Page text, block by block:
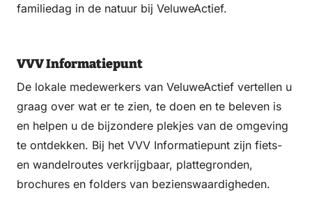
familiedag in de natuur bij VeluweActief.
VVV Informatiepunt
De lokale medewerkers van VeluweActief vertellen u
graag over wat er te zien, te doen en te beleven is
en helpen u de bijzondere plekjes van de omgeving
te ontdekken. Bij het VVV Informatiepunt zijn fiets-
en wandelroutes verkrijgbaar, plattegronden,
brochures en folders van bezienswaardigheden.